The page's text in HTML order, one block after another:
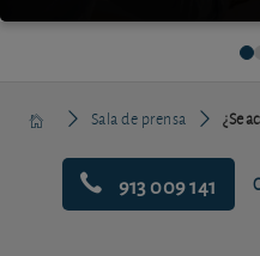
Sala de prensa ¿Se
913 009 141